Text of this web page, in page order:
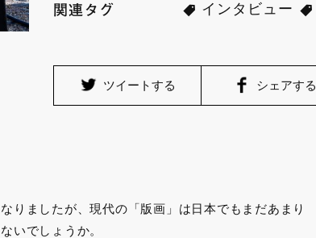
関連タグ インタビュー
ツイートする シェアする
りましたが、現代の「版画」は日本でもまだあまり
いでしょうか。